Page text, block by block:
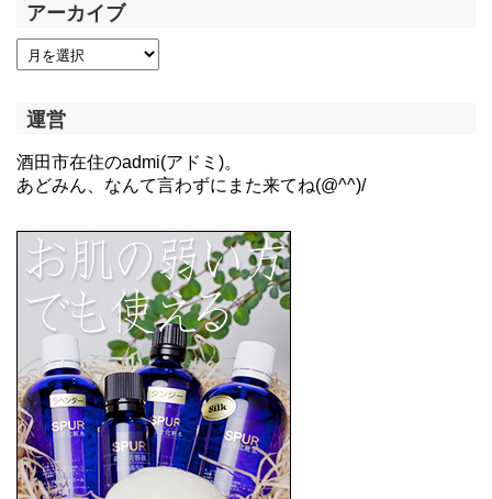
アーカイブ
運営
酒田市在住のadmi(アドミ)。
あどみん、なんて言わずにまた来てね(@^^)/